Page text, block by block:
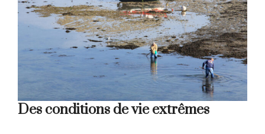
Des conditions de vie extrêmes